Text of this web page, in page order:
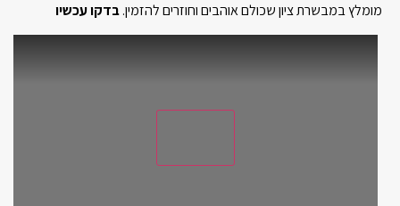
מומלץ במבשרת ציון שכולם אוהבים וחוזרים להזמין.בדקו עכשיו